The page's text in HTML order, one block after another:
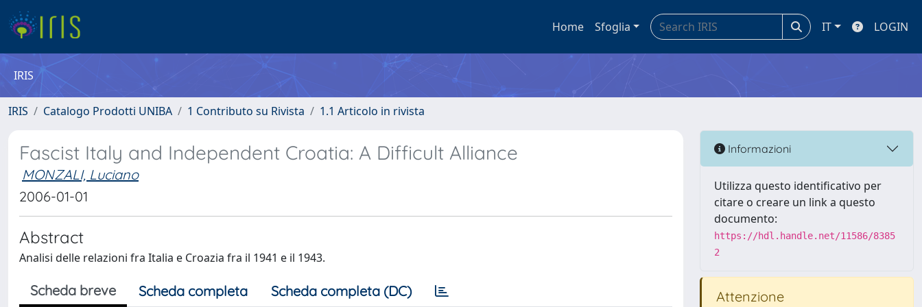
Home Sfoglia IT LOGIN
IRIS
IRIS Catalogo Prodotti UNIBA 1 Contributo su Rivista 1.1 Articolo in rivista
Fascist Italy and Independent Croatia: A Difficult Alliance
MONZALI, Luciano
2006-01-01
Abstract
Analisi delle relazioni fra Italia e Croazia fra il 1941 e il 1943.
Scheda breve Scheda completa Scheda completa (DC)
Informazioni
Utilizza questo identificativo per
citare o creare un link a questo
documento:
https://hdl.handle.net/11586/8385
2
Attenzione